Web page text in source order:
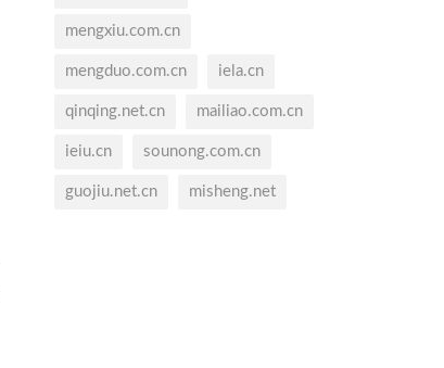
mengxiu.com.cn
mengduo.com.cn iela.cn
qinqing.net.cn mailiao.com.cn
ieiu.cn sounong.com.cn
guojiu.net.cn misheng.net